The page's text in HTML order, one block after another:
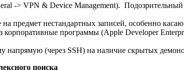
-> VPN & Device Management).
предмет нестандартных записей, особенно
программы (Apple Developer
напрямую (через SSH) на наличие скрытых
поиска